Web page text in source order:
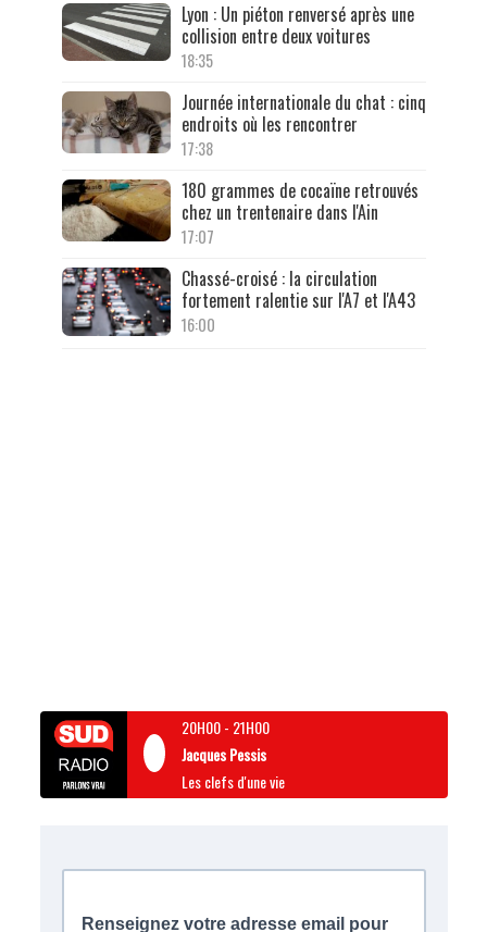
Lyon : Un piéton renversé après une
collision entre deux voitures
18:35
Journée internationale du chat : cinq
endroits où les rencontrer
17:38
180 grammes de cocaïne retrouvés
chez un trentenaire dans l'Ain
17:07
Chassé-croisé : la circulation
fortement ralentie sur l'A7 et l'A43
16:00
20H00- 21H00
Jacques Pessis
Les clefs d'une vie